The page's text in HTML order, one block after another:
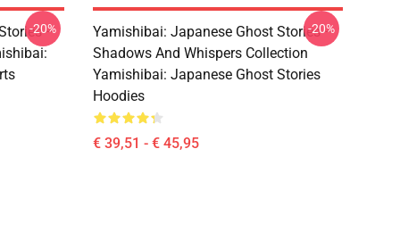
–
-20%
Yamishibai: Japanese Ghost Stories –
Shadows And Whispers Collection
Yamishibai: Japanese Ghost Stories
Hoodies
€ 39,51 - € 45,95
-20%